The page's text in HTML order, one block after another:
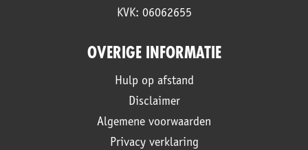
KVK: 06062655
OVERIGE INFORMATIE
Hulp op afstand
Disclaimer
Algemene voorwaarden
Privacy verklaring